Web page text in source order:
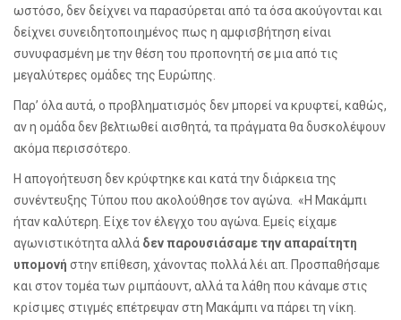
ωστόσο, δεν δείχνει να παρασύρεται από τα όσα ακούγονται και
δείχνει συνειδητοποιημένος πως η αμφισβήτηση είναι
συνυφασμένη με την θέση του προπονητή σε μια από τις
μεγαλύτερες ομάδες της Ευρώπης.
Παρ’ όλα αυτά, ο προβληματισμός δεν μπορεί να κρυφτεί, καθώς,
αν η ομάδα δεν βελτιωθεί αισθητά, τα πράγματα θα δυσκολέψουν
ακόμα περισσότερο.
Η απογοήτευση δεν κρύφτηκε και κατά την διάρκεια της
συνέντευξης Τύπου που ακολούθησε τον αγώνα. «Η Μακάμπι
ήταν καλύτερη. Είχε τον έλεγχο του αγώνα. Εμείς είχαμε
αγωνιστικότητα αλλά δεν παρουσιάσαμε την απαραίτητη
υπομονή στην επίθεση, χάνοντας πολλά λέι απ. Προσπαθήσαμε
και στον τομέα των ριμπάουντ, αλλά τα λάθη που κάναμε στις
κρίσιμες στιγμές επέτρεψαν στη Μακάμπι να πάρει τη νίκη.